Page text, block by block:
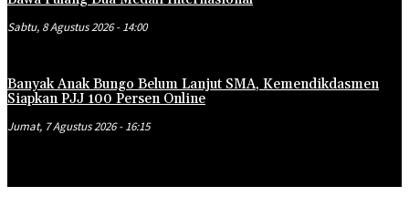
Sabtu, 8 Agustus 2026 - 14:00
Banyak Anak Bungo Belum Lanjut SMA, Kemendikdasmen
Siapkan PJJ 100 Persen Online
Jumat, 7 Agustus 2026 - 16:15